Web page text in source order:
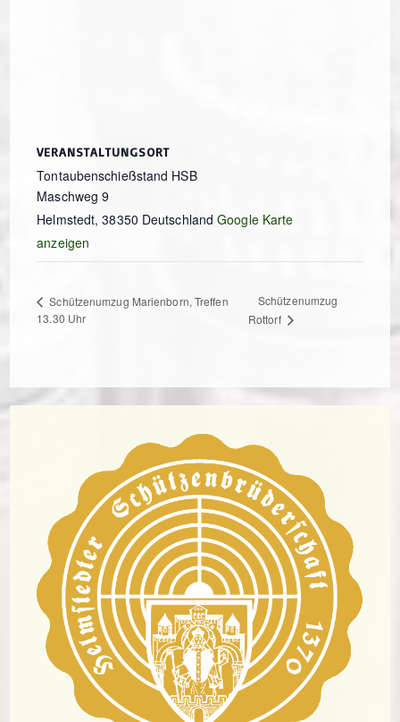
VERANSTALTUNGSORT
Tontaubenschießstand HSB
Maschweg 9
Helmstedt, 38350 Deutschland Google Karte
anzeigen
Schützenumzug Marienborn, Treffen
13.30 Uhr
Schützenumzug
Rottorf